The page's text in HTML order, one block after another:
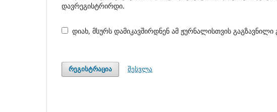
დავრეგისტრირდი.
დიახ, მსურს დამიკავშირდნენ ამ ჟურნალისთვის
რეგისტრაცია შესვლა